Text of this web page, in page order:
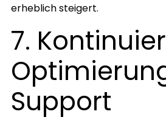
erheblich steigert.
7.
Support